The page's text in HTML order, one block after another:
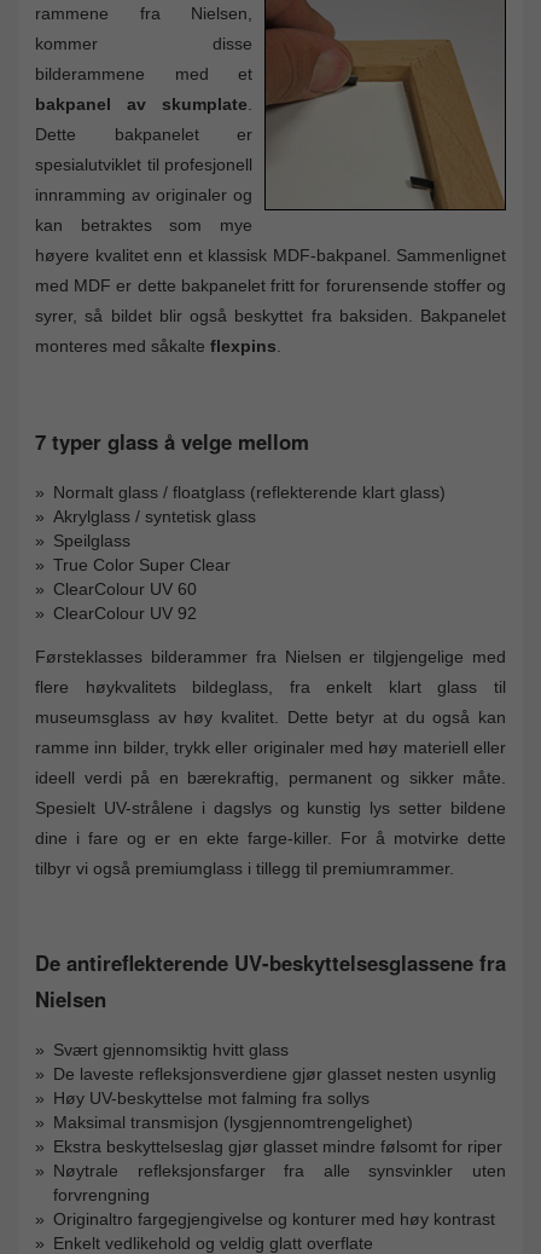
rammene fra Nielsen,
kommer disse
bilderammene med et
bakpanel av skumplate.
Dette bakpanelet er
spesialutviklet til profesjonell
innramming av originaler og
kan betraktes som mye
høyere kvalitet enn et klassisk MDF-bakpanel. Sammenlignet
med MDF er dette bakpanelet fritt for forurensende stoffer og
syrer, så bildet blir også beskyttet fra baksiden. Bakpanelet
monteres med såkalte flexpins.
7 typer glass å velge mellom
Normalt glass / floatglass (reflekterende klart glass)
Akrylglass / syntetisk glass
Speilglass
True Color Super Clear
ClearColour UV 60
ClearColour UV 92
Førsteklasses bilderammer fra Nielsen er tilgjengelige med
flere høykvalitets bildeglass, fra enkelt klart glass til
museumsglass av høy kvalitet. Dette betyr at du også kan
ramme inn bilder, trykk eller originaler med høy materiell eller
ideell verdi på en bærekraftig, permanent og sikker måte.
Spesielt UV-strålene i dagslys og kunstig lys setter bildene
dine i fare og er en ekte farge-killer. For å motvirke dette
tilbyr vi også premiumglass i tillegg til premiumrammer.
De antireflekterende UV-beskyttelsesglassene fra
Nielsen
Svært gjennomsiktig hvitt glass
De laveste refleksjonsverdiene gjør glasset nesten usynlig
Høy UV-beskyttelse mot falming fra sollys
Maksimal transmisjon (lysgjennomtrengelighet)
Ekstra beskyttelseslag gjør glasset mindre følsomt for riper
Nøytrale refleksjonsfarger fra alle synsvinkler uten
forvrengning
Originaltro fargegjengivelse og konturer med høy kontrast
Enkelt vedlikehold og veldig glatt overflate